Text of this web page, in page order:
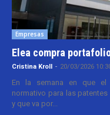
Empresas
Elea compra
Cristina Kroll - 20/03/2026
En la semana en que el
normativo para las
y que va por...